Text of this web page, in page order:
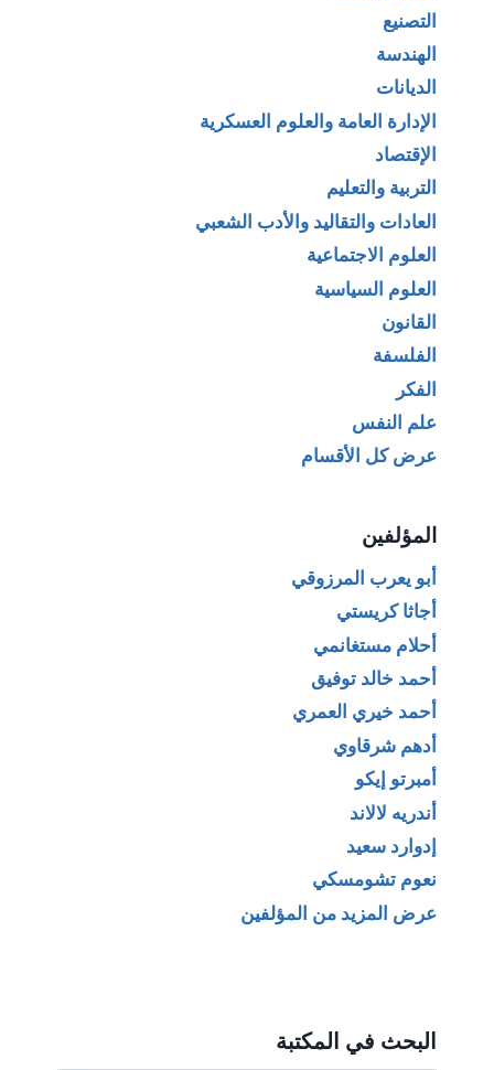
التصنيع
الهندسة
الديانات
الإدارة العامة والعلوم العسكرية
الإقتصاد
التربية والتعليم
العادات والتقاليد والأدب الشعبي
العلوم الاجتماعية
العلوم السياسية
القانون
الفلسفة
الفكر
علم النفس
عرض كل الأقسام
المؤلفين
أبو يعرب المرزوقي
أجاثا كريستي
أحلام مستغانمي
أحمد خالد توفيق
أحمد خيري العمري
أدهم شرقاوي
أمبرتو إيكو
أندريه لالاند
إدوارد سعيد
نعوم تشومسكي
عرض المزيد من المؤلفين
البحث في المكتبة